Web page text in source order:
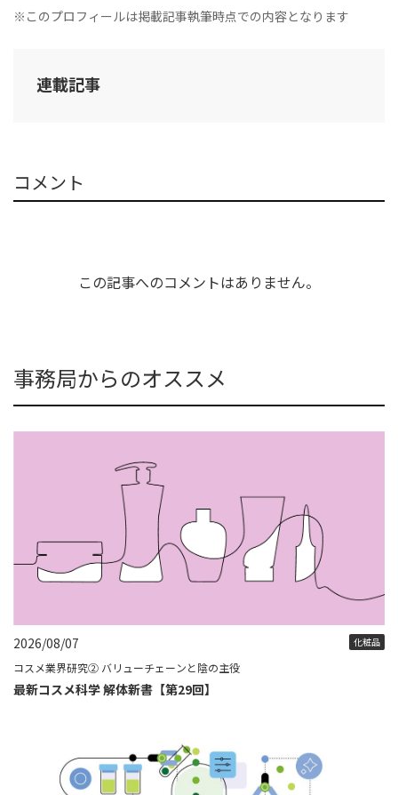
※このプロフィールは掲載記事執筆時点での内容となります
連載記事
コメント
この記事へのコメントはありません。
事務局からのオススメ
2026/08/07 化粧品
コスメ業界研究② バリューチェーンと陰の主役
最新コスメ科学 解体新書【第29回】